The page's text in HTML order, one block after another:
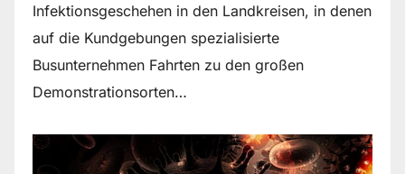
Infektionsgeschehen in den Landkreisen, in denen
auf die Kundgebungen spezialisierte
Busunternehmen Fahrten zu den großen
Demonstrationsorten…